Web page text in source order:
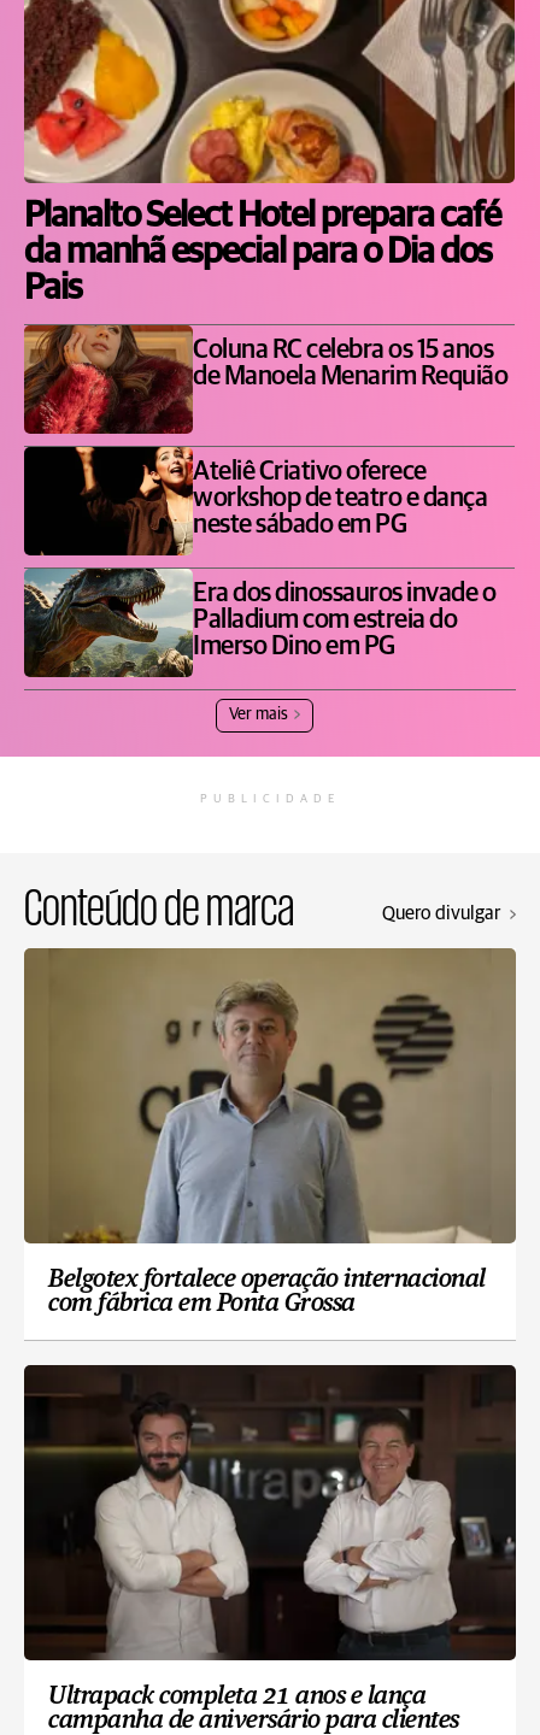
Planalto Select Hotel prepara café
da manhã especial para o Dia dos
Pais
Coluna RC celebra os 15 anos
de Manoela Menarim Requião
Ateliê Criativo oferece
workshop de teatro e dança
neste sábado em PG
Era dos dinossauros invade o
Palladium com estreia do
Imerso Dino em PG
Ver mais
PUBLICIDADE
Conteúdo de marca Quero divulgar
Belgotex fortalece operação internacional
com fábrica em Ponta Grossa
Ultrapack completa 21 anos e lança
campanha de aniversário para clientes